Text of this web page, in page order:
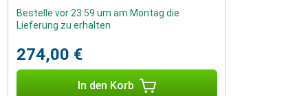
Bestelle vor 23:59 um am Montag die
Lieferung zu erhalten
274,00 €
In den Korb